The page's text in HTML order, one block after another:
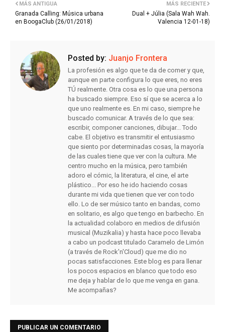
MÁS RECIENTE
Dual + Júlia (Sala Wah Wah.
Valencia 12-01-18)
MÁS ANTIGUA
Granada Calling: Música urbana
en BoogaClub (26/01/2018)
Posted by: Juanjo Frontera
La profesión es algo que te da de comer y que,
aunque en parte configura lo que eres, no eres
TÚ realmente. Otra cosa es lo que una persona
ha buscado siempre. Eso sí que se acerca a lo
que uno realmente es. En mi caso, siempre he
buscado comunicar. A través de lo que sea:
escribir, componer canciones, dibujar... Todo
cabe. El objetivo es transmitir el entusiasmo
que siento por determinadas cosas, la mayoría
de las cuales tiene que ver con la cultura. Me
centro mucho en la música, pero también
adoro el cómic, la literatura, el cine, el arte
plástico... Por eso he ido haciendo cosas
durante mi vida que tienen que ver con todo
ello. Lo de ser músico tanto en bandas, como
en solitario, es algo que tengo en barbecho. En
la actualidad colaboro en medios de difusión
musical (Muzikalia) y hasta hace poco llevaba
a cabo un podcast titulado Caramelo de Limón
(a través de Rock'n'Cloud) que me dio no
pocas satisfacciones. Este blog es para llenar
los pocos espacios en blanco que todo eso
me deja y hablar de lo que me venga en gana.
Me acompañas?
PUBLICAR UN COMENTARIO